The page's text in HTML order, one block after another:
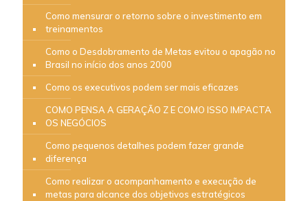
Como mensurar o retorno sobre o investimento em
treinamentos
Como o Desdobramento de Metas evitou o apagão no
Brasil no início dos anos 2000
Como os executivos podem ser mais eficazes
COMO PENSA A GERAÇÃO Z E COMO ISSO IMPACTA
OS NEGÓCIOS
Como pequenos detalhes podem fazer grande
diferença
Como realizar o acompanhamento e execução de
metas para alcance dos objetivos estratégicos